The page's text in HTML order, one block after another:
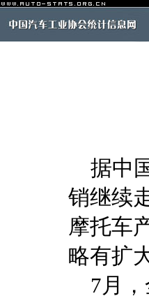
据中
销继续
摩托车
略有扩
7月，